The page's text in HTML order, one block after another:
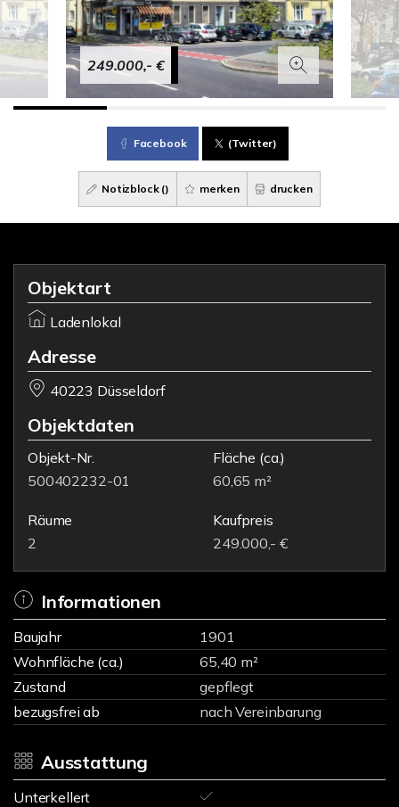
249.000,- €
Facebook (Twitter)
Notizblock () merken drucken
Objektart
Ladenlokal
Adresse
40223 Düsseldorf
Objektdaten
Objekt-Nr.
500402232-01
Fläche (ca.)
60,65 m²
Räume
2
Kaufpreis
249.000,- €
Informationen
Baujahr
1901
Wohnfläche (ca.)
65,40 m²
Zustand
gepflegt
bezugsfrei ab
nach Vereinbarung
Ausstattung
Unterkellert